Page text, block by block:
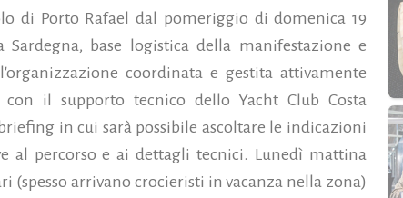
di Porto Rafael dal pomeriggio di domenica 19
Sardegna, base logistica della manifestazione e
coordinata e gestita attivamente
il supporto tecnico dello Yacht Club Costa
in cui sarà possibile ascoltare le indicazioni
al percorso e ai dettagli tecnici. Lunedì mattina
(spesso arrivano crocieristi in vacanza nella zona)